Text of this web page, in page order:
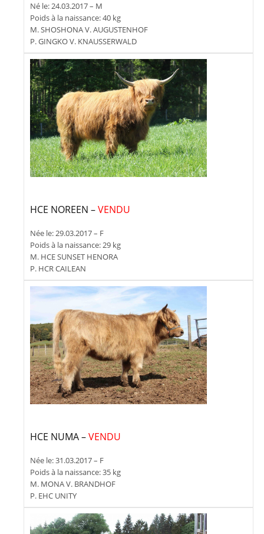
Né le: 24.03.2017 – M
Poids à la naissance: 40 kg
M. SHOSHONA V. AUGUSTENHOF
P. GINGKO V. KNAUSSERWALD
HCE NOREEN –VENDU
Née le: 29.03.2017 – F
Poids à la naissance: 29 kg
M. HCE SUNSET HENORA
P. HCR CAILEAN
HCE NUMA –VENDU
Née le: 31.03.2017 – F
Poids à la naissance: 35 kg
M. MONA V. BRANDHOF
P. EHC UNITY